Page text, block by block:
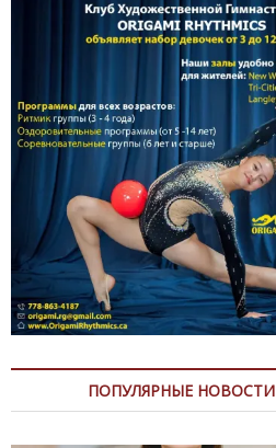
ПОПУЛЯРНЫЕ НОВОСТИ